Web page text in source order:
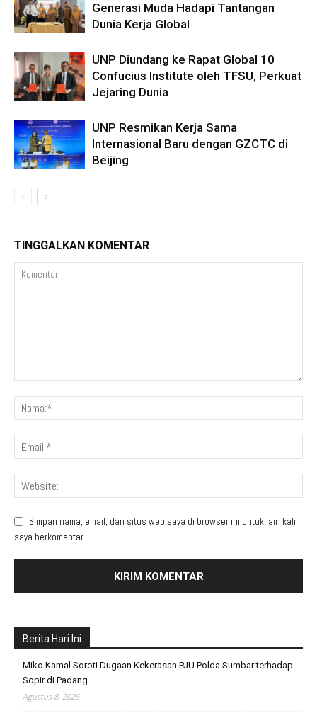
Generasi Muda Hadapi Tantangan
Dunia Kerja Global
UNP Diundang ke Rapat Global 10
Confucius Institute oleh TFSU, Perkuat
Jejaring Dunia
UNP Resmikan Kerja Sama
Internasional Baru dengan GZCTC di
Beijing
TINGGALKAN KOMENTAR
Simpan nama, email, dan situs web saya di browser ini untuk lain kali
saya berkomentar.
Berita Hari Ini
Miko Kamal Soroti Dugaan Kekerasan PJU Polda Sumbar terhadap
Sopir di Padang
Agustus 8, 2026